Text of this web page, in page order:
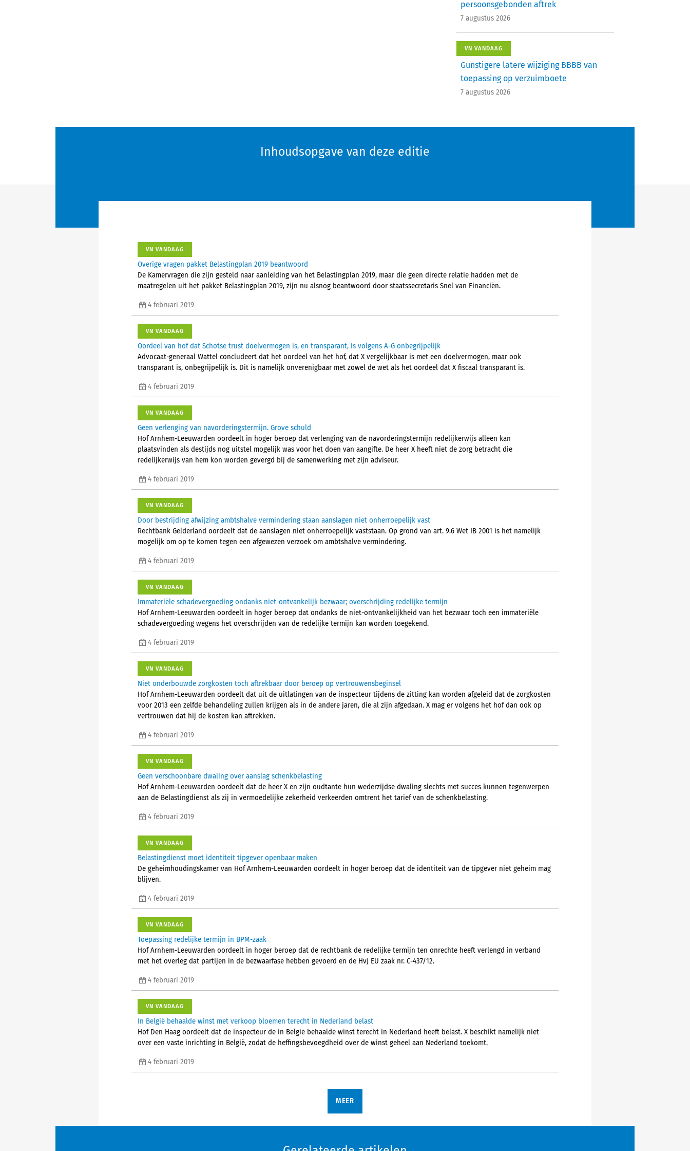
persoonsgebonden aftrek
7 augustus 2026
VN VANDAAG
Gunstigere latere wijziging BBBB van
toepassing op verzuimboete
7 augustus 2026
Inhoudsopgave van deze editie
VN VANDAAG
Overige vragen pakket Belastingplan 2019 beantwoord
De Kamervragen die zijn gesteld naar aanleiding van het Belastingplan 2019, maar die geen directe relatie hadden met de
maatregelen uit het pakket Belastingplan 2019, zijn nu alsnog beantwoord door staatssecretaris Snel van Financiën.
4 februari 2019
VN VANDAAG
Oordeel van hof dat Schotse trust doelvermogen is, en transparant, is volgens A-G onbegrijpelijk
Advocaat-generaal Wattel concludeert dat het oordeel van het hof, dat X vergelijkbaar is met een doelvermogen, maar ook
transparant is, onbegrijpelijk is. Dit is namelijk onverenigbaar met zowel de wet als het oordeel dat X fiscaal transparant is.
4 februari 2019
VN VANDAAG
Geen verlenging van navorderingstermijn. Grove schuld
Hof Arnhem-Leeuwarden oordeelt in hoger beroep dat verlenging van de navorderingstermijn redelijkerwijs alleen kan
plaatsvinden als destijds nog uitstel mogelijk was voor het doen van aangifte. De heer X heeft niet de zorg betracht die
redelijkerwijs van hem kon worden gevergd bij de samenwerking met zijn adviseur.
4 februari 2019
VN VANDAAG
Door bestrijding afwijzing ambtshalve vermindering staan aanslagen niet onherroepelijk vast
Rechtbank Gelderland oordeelt dat de aanslagen niet onherroepelijk vaststaan. Op grond van art. 9.6 Wet IB 2001 is het namelijk
mogelijk om op te komen tegen een afgewezen verzoek om ambtshalve vermindering.
4 februari 2019
VN VANDAAG
Immateriële schadevergoeding ondanks niet-ontvankelijk bezwaar; overschrijding redelijke termijn
Hof Arnhem-Leeuwarden oordeelt in hoger beroep dat ondanks de niet-ontvankelijkheid van het bezwaar toch een immateriële
schadevergoeding wegens het overschrijden van de redelijke termijn kan worden toegekend.
4 februari 2019
VN VANDAAG
Niet onderbouwde zorgkosten toch aftrekbaar door beroep op vertrouwensbeginsel
Hof Arnhem-Leeuwarden oordeelt dat uit de uitlatingen van de inspecteur tijdens de zitting kan worden afgeleid dat de zorgkosten
voor 2013 een zelfde behandeling zullen krijgen als in de andere jaren, die al zijn afgedaan. X mag er volgens het hof dan ook op
vertrouwen dat hij de kosten kan aftrekken.
4 februari 2019
VN VANDAAG
Geen verschoonbare dwaling over aanslag schenkbelasting
Hof Arnhem-Leeuwarden oordeelt dat de heer X en zijn oudtante hun wederzijdse dwaling slechts met succes kunnen tegenwerpen
aan de Belastingdienst als zij in vermoedelijke zekerheid verkeerden omtrent het tarief van de schenkbelasting.
4 februari 2019
VN VANDAAG
Belastingdienst moet identiteit tipgever openbaar maken
De geheimhoudingskamer van Hof Arnhem-Leeuwarden oordeelt in hoger beroep dat de identiteit van de tipgever niet geheim mag
blijven.
4 februari 2019
VN VANDAAG
Toepassing redelijke termijn in BPM-zaak
Hof Arnhem-Leeuwarden oordeelt in hoger beroep dat de rechtbank de redelijke termijn ten onrechte heeft verlengd in verband
met het overleg dat partijen in de bezwaarfase hebben gevoerd en de HvJ EU zaak nr. C-437/12.
4 februari 2019
VN VANDAAG
In België behaalde winst met verkoop bloemen terecht in Nederland belast
Hof Den Haag oordeelt dat de inspecteur de in België behaalde winst terecht in Nederland heeft belast. X beschikt namelijk niet
over een vaste inrichting in België, zodat de heffingsbevoegdheid over de winst geheel aan Nederland toekomt.
4 februari 2019
MEER